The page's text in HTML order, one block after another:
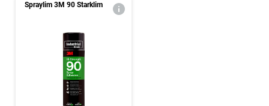
Spraylim 3M 90 Starklim